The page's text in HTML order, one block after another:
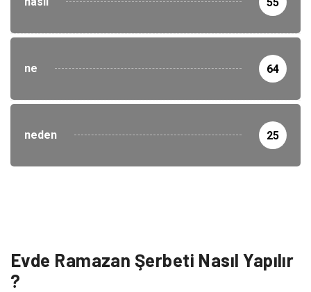
ne 64
neden 25
Evde Ramazan Şerbeti Nasıl Yapılır
?